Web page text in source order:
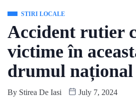
STIRI LOCALE
Accident rutier
victime în
drumul național
By Stirea De Iasi July 7, 2024